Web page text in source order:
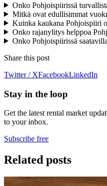
Onko Pohjoispiirissä
Mitkä ovat edullisimmat
Kuinka kaukana Pohjoispiiri
Onko rajanylitys helppoa
Onko Pohjoispiirissä
Share this post
Twitter / XFacebookLinkedIn
Stay in the loop
Get the latest rental market
to your inbox.
Subscribe free
Related posts